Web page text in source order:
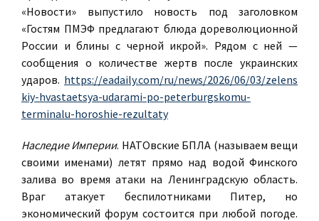
«Новости» выпустило новость под заголовком
«Гостям ПМЭФ предлагают блюда дореволюционной
России и блины с черной икрой». Рядом с ней —
сообщения о количестве жертв после украинских
ударов. https://eadaily.com/ru/news/2026/06/03/zelens
kiy-hvastaetsya-udarami-po-peterburgskomu-
terminalu-horoshie-rezultaty
Наследие Империи. НАТОвские БПЛА (называем вещи
своими именами) летят прямо над водой Финского
залива во время атаки на Ленинградскую область.
Враг атакует беспилотниками Питер, но
экономический форум состоится при любой погоде.